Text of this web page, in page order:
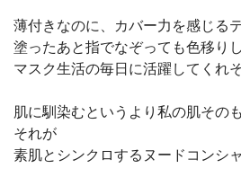
薄付きなのに、カバー力を感じる
塗ったあと指でなぞっても色移りし
マスク生活の毎日に活躍してくれそ
肌に馴染むというより私の肌その
それが
素肌とシンクロするヌードコンシャ